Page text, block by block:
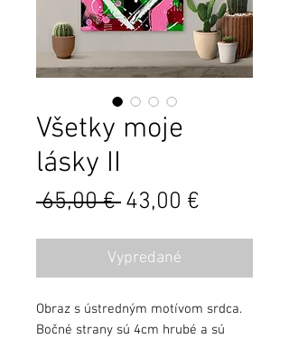
Všetky moje
lásky II
65,00 € Běžná
43,00 €
Vypredané
Obraz s ústredným motívom srdca.
Bočné strany sú 4cm hrubé a sú